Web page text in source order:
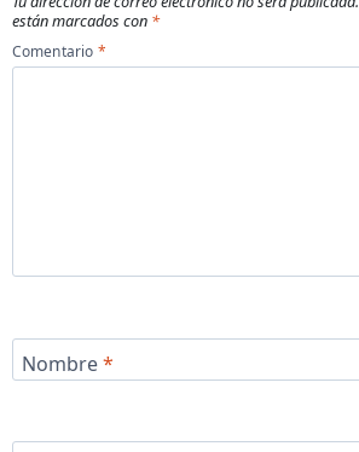
están marcados con *
Comentario *
Nombre*